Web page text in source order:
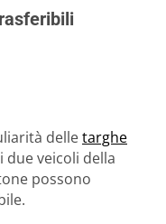
delletarghe
veicoli della
possono